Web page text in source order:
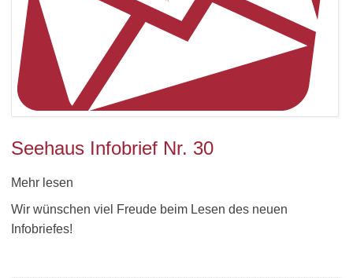
Seehaus Infobrief Nr. 30
Mehr lesen
Wir wünschen viel Freude beim Lesen des neuen
Infobriefes!